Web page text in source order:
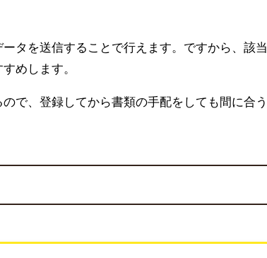
タを送信することで行えます。ですから、該当
めします。
で、登録してから書類の手配をしても間に合う